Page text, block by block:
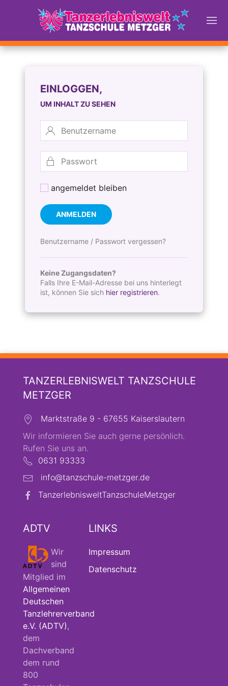
EINLOGGEN,
UM INHALT ZU SEHEN
angemeldet bleiben
ANMELDEN
Benutzername / Passwort vergessen?
Keine Zugangsdaten?
Falls Ihre E-Mail-Adresse bei uns hinterlegt
ist, können Sie sich hier registrieren.
TANZERLEBNISWELT TANZSCHULE
METZGER
Marktstraße 9 - 67655 Kaiserslautern
Wir informieren Sie auch gerne persönlich.
Rufen Sie uns an.
0631 93333
info@tanzschule-metzger.de
TanzerlebnisweltTanzschuleMetzger
ADTV
Wir
sind
Mitglied im
Allgemeinen
Deutschen
Tanzlehrerverband
e.V. (ADTV) ,
dem
Dachverband
dem rund
800
LINKS
Impressum
Datenschutz